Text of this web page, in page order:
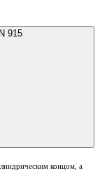
915
концом, а